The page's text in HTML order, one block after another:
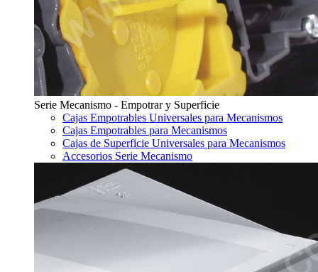
Serie Mecanismo - Empotrar y Superficie
Cajas Empotrables Universales para Mecanismos
Cajas Empotrables para Mecanismos
Cajas de Superficie Universales para Mecanismos
Accesorios Serie Mecanismo